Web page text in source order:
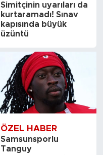
Simitçinin uyarıları da
kurtaramadı! Sınav
kapısında büyük
üzüntü
ÖZEL HABER
Samsunsporlu
Tanguy